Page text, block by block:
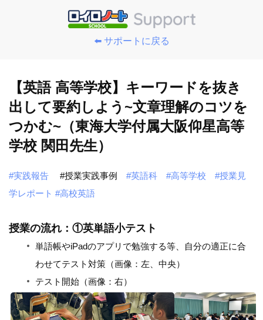
⬅️ サポートに戻る
【英語 高等学校】キーワードを抜き
出して要約しよう~文章理解のコツを
つかむ~（東海大学付属大阪仰星高等
学校 関田先生）
#実践報告 #授業実践事例 #英語科 #高等学校
#授業見
学レポート #高校英語
授業の流れ：①英単語小テスト
単語帳やiPadのアプリで勉強する等、自分の適正に合
わせてテスト対策（画像：左、中央）
テスト開始（画像：右）